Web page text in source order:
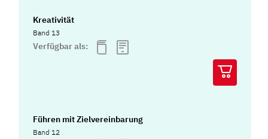
Kreativität
Band 13
Verfügbar als:
Führen mit Zielvereinbarung
Band 12